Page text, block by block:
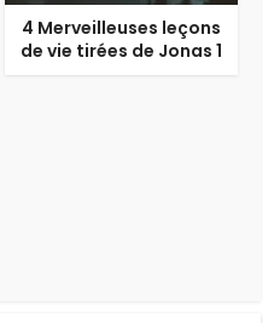
4 Merveilleuses leçons
de vie tirées de Jonas 1